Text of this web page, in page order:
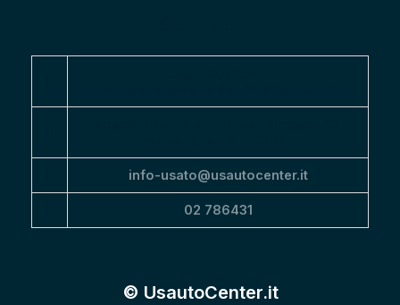
info-usato@usautocenter.it
02 786431
© UsautoCenter.it